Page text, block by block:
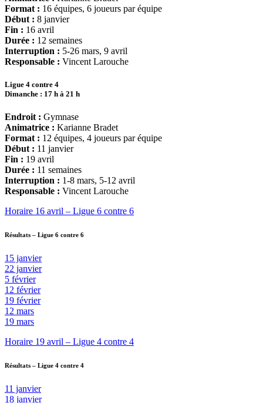
Format : 16 équipes, 6 joueurs par équipe
Début : 8 janvier
Fin : 16 avril
Durée : 12 semaines
Interruption : 5-26 mars, 9 avril
Responsable : Vincent Larouche
Ligue 4 contre 4
Dimanche : 17 h à 21 h
Endroit : Gymnase
Animatrice : Karianne Bradet
Format : 12 équipes, 4 joueurs par équipe
Début : 11 janvier
Fin : 19 avril
Durée : 11 semaines
Interruption : 1-8 mars, 5-12 avril
Responsable : Vincent Larouche
Horaire 16 avril – Ligue 6 contre 6
Résultats – Ligue 6 contre 6
15 janvier
22 janvier
5 février
12 février
19 février
12 mars
19 mars
Horaire 19 avril – Ligue 4 contre 4
Résultats – Ligue 4 contre 4
11 janvier
18 janvier